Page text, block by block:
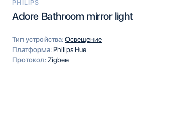
PHILIPS
Adore Bathroom mirror light
Тип устройства:Освещение
Платформа: Philips Hue
Протокол: Zigbee